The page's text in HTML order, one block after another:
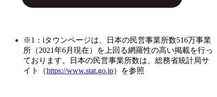
※1：iタウンページは、日本の民営事業所数516万事業
所（2021年6月現在）を上回る網羅性の高い掲載を行っ
ております。日本の民営事業所数は、総務省統計局サ
イト（https://www.stat.go.jp）を参照